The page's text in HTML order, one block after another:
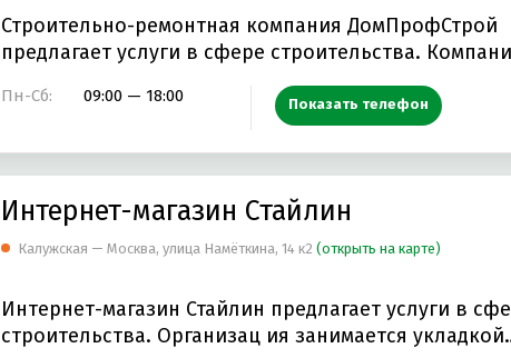
Строительно-ремонтная компания ДомПрофСтрой
предлагает услуги в сфере строительства. Компания
Пн-Сб: 09:00 — 18:00 Показать телефон
Интернет-магазин Стайлин
Калужская — Москва, улица Намёткина, 14 к2 (открыть на карте)
Интернет-магазин Стайлин предлагает услуги в
строительства. Организац ия занимается